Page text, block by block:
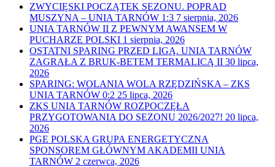
ZWYCIĘSKI POCZĄTEK SEZONU. POPRAD
MUSZYNA – UNIA TARNÓW 1:3 7 sierpnia, 2026
UNIA TARNÓW II Z PEWNYM AWANSEM W
PUCHARZE POLSKI 1 sierpnia, 2026
OSTATNI SPARING PRZED LIGĄ. UNIA TARNÓW
ZAGRAŁA Z BRUK-BETEM TERMALICĄ II 30 lipca,
2026
SPARING: WOLANIA WOLA RZĘDZIŃSKA – ZKS
UNIA TARNÓW 0:2 25 lipca, 2026
ZKS UNIA TARNÓW ROZPOCZĘŁA
PRZYGOTOWANIA DO SEZONU 2026/2027! 20 lipca,
2026
PGE POLSKA GRUPA ENERGETYCZNA
SPONSOREM GŁÓWNYM AKADEMII UNIA
TARNÓW 2 czerwca, 2026